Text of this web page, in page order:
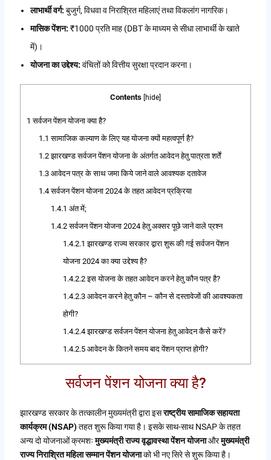
लाभार्थी वर्ग: बुजुर्ग, विधवा व निराश्रित महिलाएं तथा विकलांग नागरिक।
मासिक पेंशन: ₹1000 प्रति माह (DBT के माध्यम से सीधा लाभार्थी के खाते
में)।
योजना का उद्देश्य: वंचितों को वित्तीय सुरक्षा प्रदान करना।
Contents [hide]
1 सर्वजन पेंशन योजना क्या है?
1.1 सामाजिक कल्याण के लिए यह योजना क्यों महत्वपूर्ण है?
1.2झारखण्ड सर्वजन पेंशन योजना के अंतर्गत आवेदन हेतु पात्रता शर्तें
1.3आवेदन पत्र के साथ जमा किये जाने वाले आवश्यक दतावेज
1.4सर्वजन पेंशन योजना 2024 के तहत आवेदन प्रक्रिया
1.4.1 अंत में;
1.4.2सर्वजन पेंशन योजना 2024 हेतु अक्सर पूछे जाने वाले प्रश्न
1.4.2.1 झारखण्ड राज्य सरकार द्वारा शुरू की गई सर्वजन पेंशन
योजना 2024 का क्या उद्देश्य है?
1.4.2.2इस योजना के तहत आवेदन करने हेतु कौन पत्र है?
1.4.2.3आवेदन करने हेतु कौन – कौन से दस्तावेजों की आवश्यकता
होगी?
1.4.2.4झारखण्ड सर्वजन पेंशन योजना हेतु आवेदन कैसे करें?
1.4.2.5आवेदन के कितने समय बाद पेंशन प्राप्त होगी?
सर्वजन पेंशन योजना क्या है?
झारखण्ड सरकार के तत्कालीन मुख्यमंत्री द्वारा इसराष्ट्रीय सामाजिक सहायता
कार्यक्रम (NSAP)तहत शुरू किया गया है। इसके साथ-साथ NSAP के तहत
अन्य दो योजनाओं क्रमशःमुख्यमंत्री राज्य वृद्धावस्था पेंशन योजनाऔरमुख्यमंत्री
राज्य निराश्रित महिला सम्मान पेंशन योजनाको भी नए सिरे से शुरू किया है।